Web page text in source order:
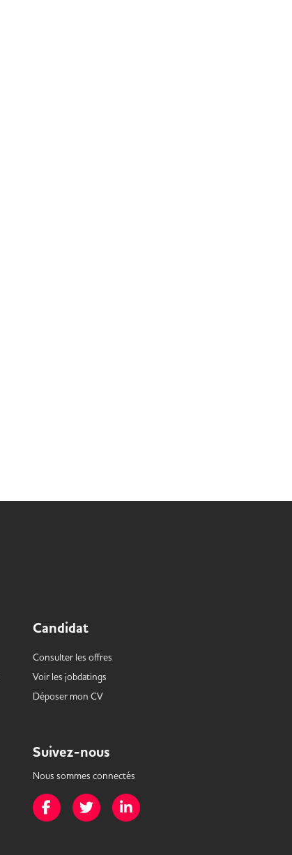
Candidat
Consulter les offres
Voir les jobdatings
Déposer mon CV
Suivez-nous
Nous sommes connectés
Page Facebook de Mission Handicap
Page Twitter de Mission Handicap